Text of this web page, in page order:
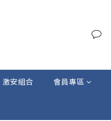
激安組合 會員專區